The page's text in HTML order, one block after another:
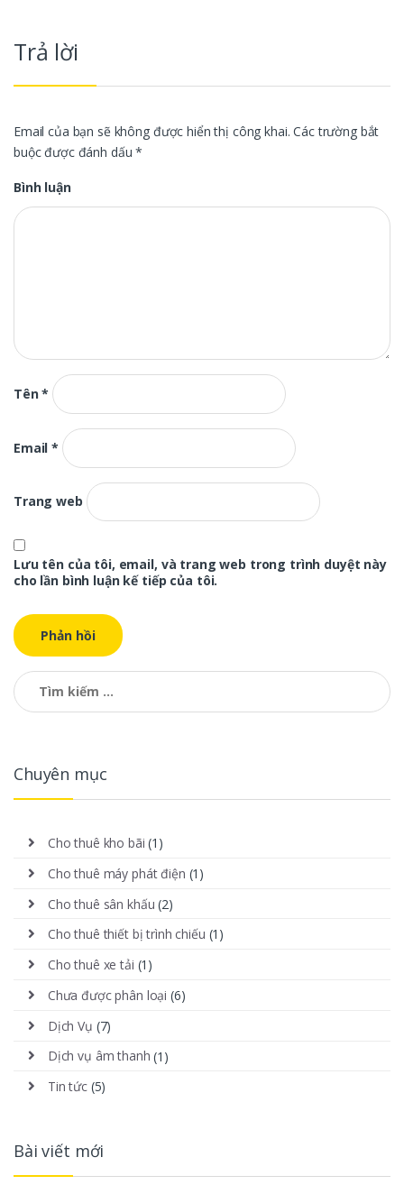
Trả lời
Email của bạn sẽ không được hiển thị công khai. Các trường bắt
buộc được đánh dấu*
Bình luận
Tên*
Email*
Trang web
Lưu tên của tôi, email, và trang web trong trình duyệt này
cho lần bình luận kế tiếp của tôi.
Tìm kiếm cho:
Chuyên mục
Cho thuê kho bãi (1)
Cho thuê máy phát điện (1)
Cho thuê sân khấu (2)
Cho thuê thiết bị trình chiếu (1)
Cho thuê xe tải (1)
Chưa được phân loại (6)
Dịch Vụ (7)
Dịch vụ âm thanh (1)
Tin tức(5)
Bài viết mới